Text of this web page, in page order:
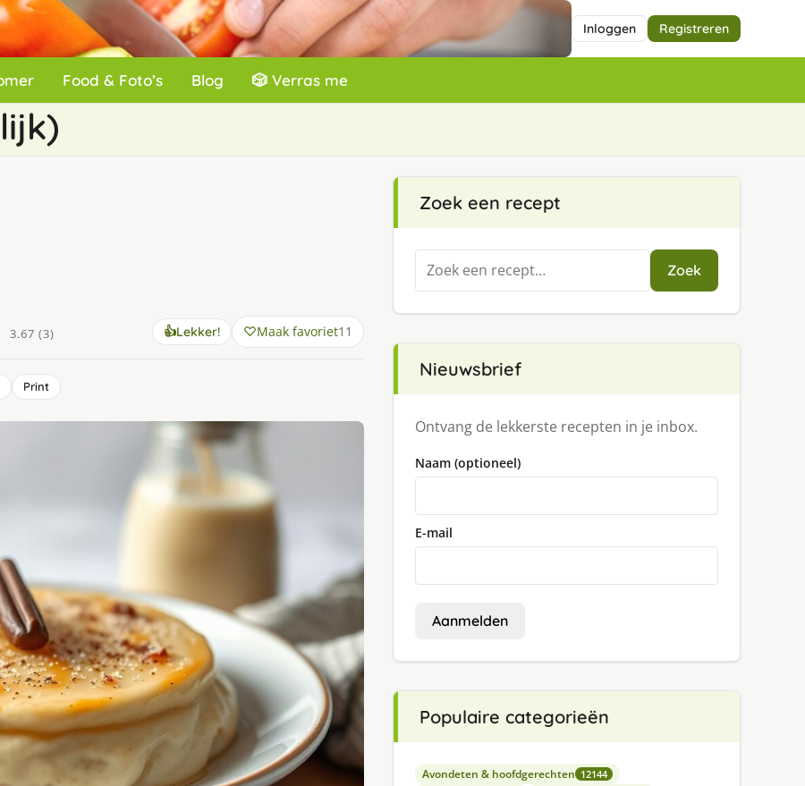
Inloggen Registreren
Food & Foto’s Blog 🎲 Verras me
3.67 (3) 👍Lekker! Maak favoriet11
Print
Zoek een recept
Zoeken
naar:
Zoek
Nieuwsbrief
Ontvang de lekkerste recepten in je inbox.
Naam (optioneel)
E-mail
Aanmelden
Populaire categorieën
Avondeten & hoofdgerechten 12144